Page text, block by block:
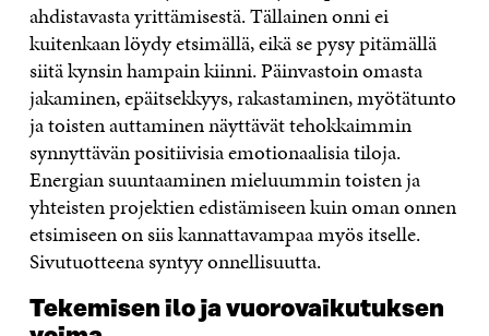
ahdistavasta yrittämisestä. Tällainen onni ei
kuitenkaan löydy etsimällä, eikä se pysy pitämällä
siitä kynsin hampain kiinni. Päinvastoin omasta
jakaminen, epäitsekkyys, rakastaminen, myötätunto
ja toisten auttaminen näyttävät tehokkaimmin
synnyttävän positiivisia emotionaalisia tiloja.
Energian suuntaaminen mieluummin toisten ja
yhteisten projektien edistämiseen kuin oman onnen
etsimiseen on siis kannattavampaa myös itselle.
Sivutuotteena syntyy onnellisuutta.
Tekemisen ilo ja vuorovaikutuksen